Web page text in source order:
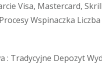
Visa, Mastercard,
Procesy Wspinaczka
: Tradycyjne Depozyt